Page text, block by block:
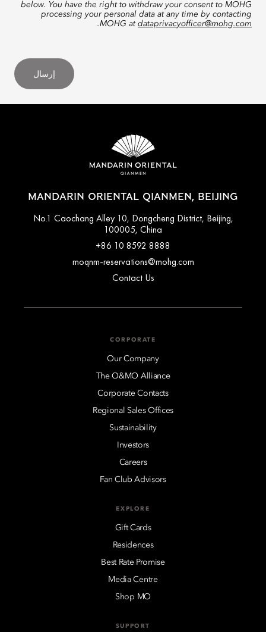
below. You have the right to withdraw your consent to MOHG
processing your personal data at any time by contacting
MOHG at dataprivacyofficer@mohg.com
.
إرسال
MANDARIN ORIENTAL QIANMEN, BEIJING
No.1 Caochang Alley 10, Dongcheng District, Beijing,
100005, China
+86 10 8592 8888
moqnm-reservations@mohg.com
Contact Us
CORPORATE
Our Company
The O&MO Alliance
Corporate Contacts
Regional Sales Offices
Sustainability
Investors
Careers
Fan Club Advisors
EXPLORE
Gift Cards
Residences
Best Rate Promise
Media Centre
Shop MO
SUPPORT